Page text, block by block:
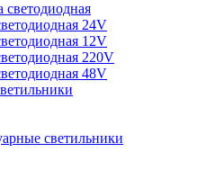
светодиодная
24V
12V
220V
48V
светильники